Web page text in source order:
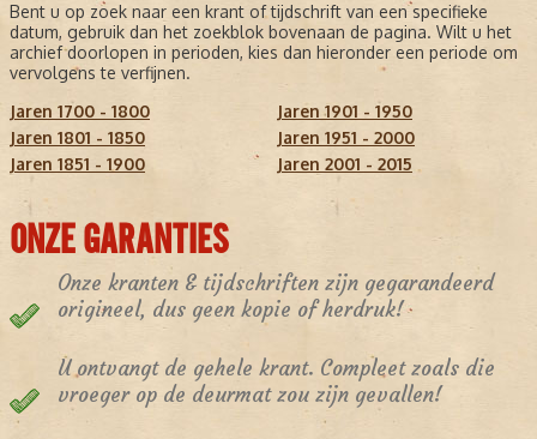
Bent u op zoek naar een krant of tijdschrift van een specifieke
datum, gebruik dan het zoekblok bovenaan de pagina. Wilt u het
archief doorlopen in perioden, kies dan hieronder een periode om
vervolgens te verfijnen.
Jaren 1700 - 1800
Jaren 1801 - 1850
Jaren 1851 - 1900
Jaren 1901 - 1950
Jaren 1951 - 2000
Jaren 2001 - 2015
ONZE GARANTIES
Onze kranten & tijdschriften zijn gegarandeerd
origineel, dus geen kopie of herdruk!
U ontvangt de gehele krant. Compleet zoals die
vroeger op de deurmat zou zijn gevallen!